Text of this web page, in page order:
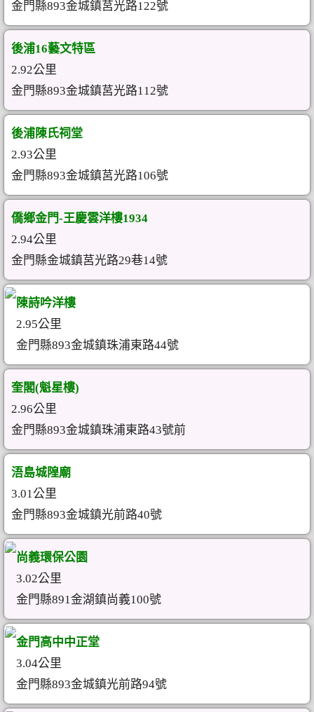
金門縣893金城鎮莒光路122號
後浦16藝文特區
2.92公里
金門縣893金城鎮莒光路112號
後浦陳氏祠堂
2.93公里
金門縣893金城鎮莒光路106號
僑鄉金門-王慶雲洋樓1934
2.94公里
金門縣金城鎮莒光路29巷14號
陳詩吟洋樓
2.95公里
金門縣893金城鎮珠浦東路44號
奎閣(魁星樓)
2.96公里
金門縣893金城鎮珠浦東路43號前
浯島城隍廟
3.01公里
金門縣893金城鎮光前路40號
尚義環保公園
3.02公里
金門縣891金湖鎮尚義100號
金門高中中正堂
3.04公里
金門縣893金城鎮光前路94號